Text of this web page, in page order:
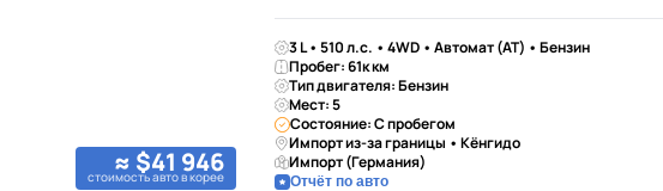
≈ $41 946
стоимость авто в корее
3 L • 510 л.с. • 4WD • Автомат (AT) • Бензин
Пробег: 61к км
Тип двигателя: Бензин
Мест: 5
Состояние: С пробегом
Импорт из-за границы • Кёнгидо
Импорт (Германия)
Отчёт по авто